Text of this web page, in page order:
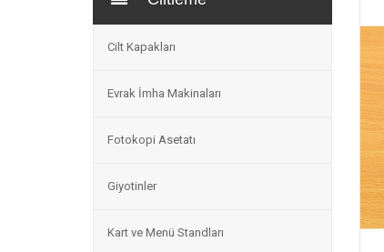
Cilt Kapakları
Evrak İmha Makinaları
Fotokopi Asetatı
Giyotinler
Kart ve Menü Standları